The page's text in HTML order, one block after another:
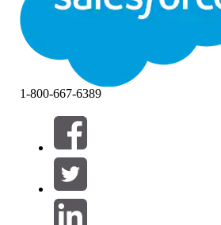
Filtrar por (0)
SELECCIONAR FILTROS
Área de productos
1-800-667-6389